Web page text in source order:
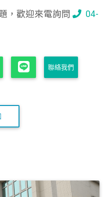
，歡迎來電詢問
04-
聯絡我們